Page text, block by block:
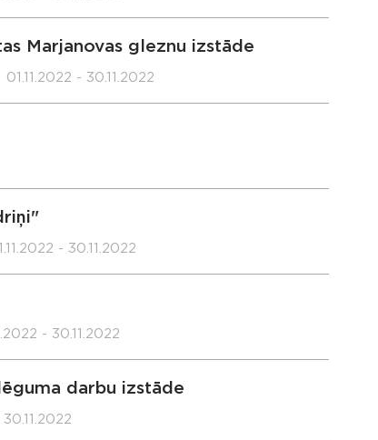
Marjanovas gleznu izstāde
01.11.2022 - 30.11.2022
- 30.11.2022
- 30.11.2022
darbu izstāde
30.11.2022